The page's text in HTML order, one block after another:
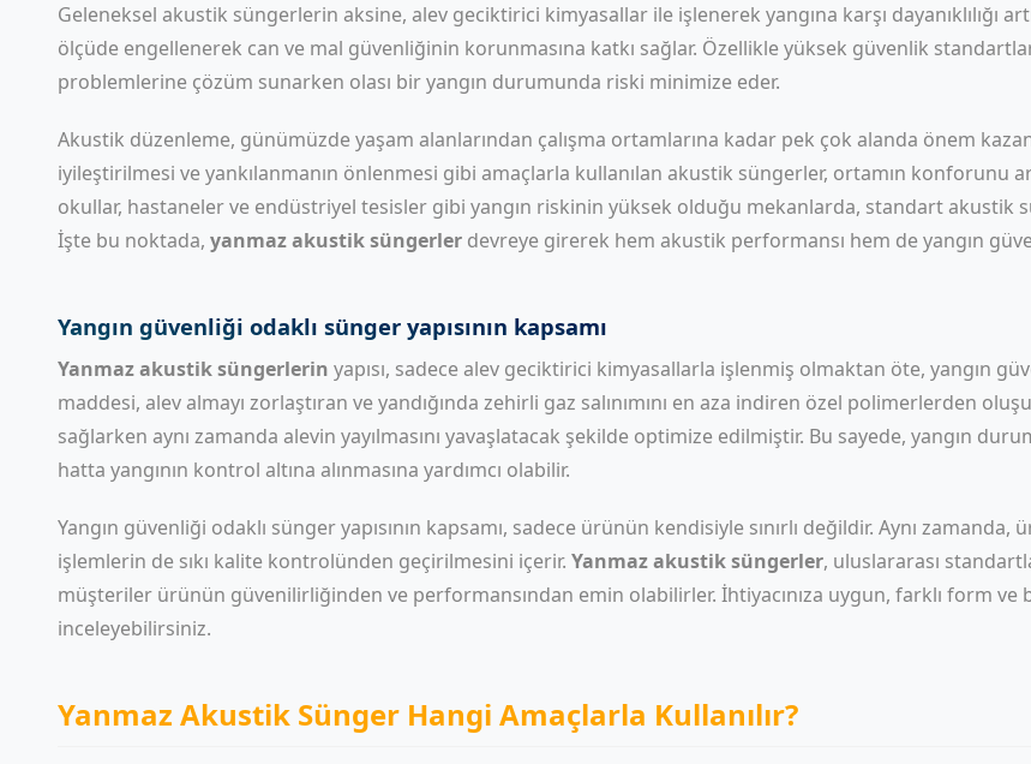
Geleneksel akustik süngerlerin aksine, alev geciktirici kimyasallar ile işlenerek yangına karşı dayanıklılığı
ölçüde engellenerek can ve mal güvenliğinin korunmasına katkı sağlar. Özellikle yüksek güvenlik
problemlerine çözüm sunarken olası bir yangın durumunda riski minimize eder.
Akustik düzenleme, günümüzde yaşam alanlarından çalışma ortamlarına kadar pek çok alanda önem
iyileştirilmesi ve yankılanmanın önlenmesi gibi amaçlarla kullanılan akustik süngerler, ortamın konforunu
okullar, hastaneler ve endüstriyel tesisler gibi yangın riskinin yüksek olduğu mekanlarda, standart akustik
İşte bu noktada, yanmaz akustik süngerler devreye girerek hem akustik performansı hem de yangın
Yangın güvenliği odaklı sünger yapısının kapsamı
Yanmaz akustik süngerlerin yapısı, sadece alev geciktirici kimyasallarla işlenmiş olmaktan öte, yangın
maddesi, alev almayı zorlaştıran ve yandığında zehirli gaz salınımını en aza indiren özel polimerlerden
sağlarken aynı zamanda alevin yayılmasını yavaşlatacak şekilde optimize edilmiştir. Bu sayede, yangın
hatta yangının kontrol altına alınmasına yardımcı olabilir.
Yangın güvenliği odaklı sünger yapısının kapsamı, sadece ürünün kendisiyle sınırlı değildir. Aynı
işlemlerin de sıkı kalite kontrolünden geçirilmesini içerir. Yanmaz akustik süngerler, uluslararası
müşteriler ürünün güvenilirliğinden ve performansından emin olabilirler. İhtiyacınıza uygun, farklı form ve
inceleyebilirsiniz.
Yanmaz Akustik Sünger Hangi Amaçlarla Kullanılır?